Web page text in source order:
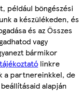
például böngészési
a készülékeden, és
és az Összes
vagy
bármikor
linkre
a partnereinkkel, de
alapján